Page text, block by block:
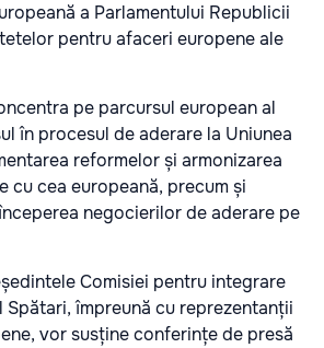
a Parlamentului Republicii
pentru afaceri europene ale
pe parcursul european al
în procesul de aderare la Uniunea
reformelor și armonizarea
cu cea europeană, precum și
negocierilor de aderare pe
Comisiei pentru integrare
Spătari, împreună cu reprezentanții
vor susține conferințe de presă